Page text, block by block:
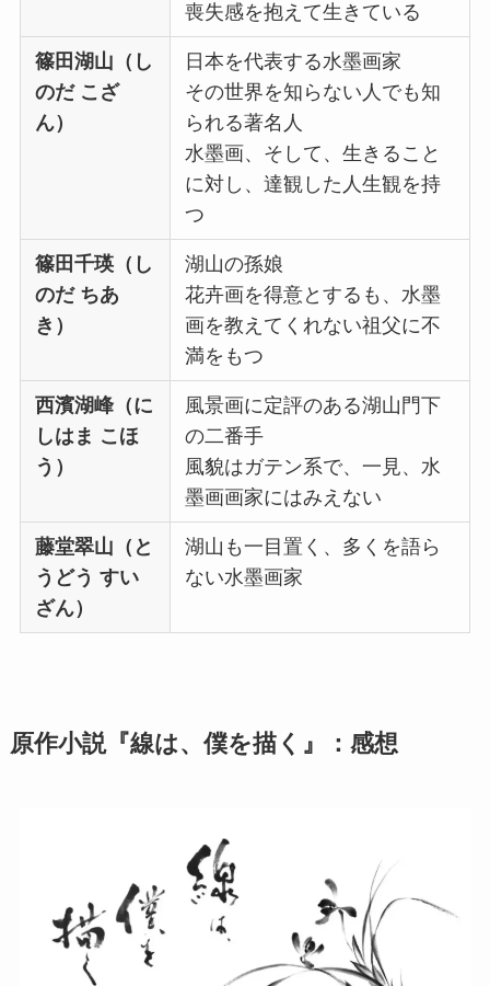
喪失感を抱えて生きている
篠田湖山（し
のだ こざ
ん）
日本を代表する水墨画家
その世界を知らない人でも知
られる著名人
水墨画、そして、生きること
に対し、達観した人生観を持
つ
篠田千瑛（し
のだ ちあ
き）
湖山の孫娘
花卉画を得意とするも、水墨
画を教えてくれない祖父に不
満をもつ
西濱湖峰（に
しはま こほ
う）
風景画に定評のある湖山門下
の二番手
風貌はガテン系で、一見、水
墨画画家にはみえない
藤堂翠山（と
うどう すい
ざん）
湖山も一目置く、多くを語ら
ない水墨画家
原作小説『線は、僕を描く』：感想